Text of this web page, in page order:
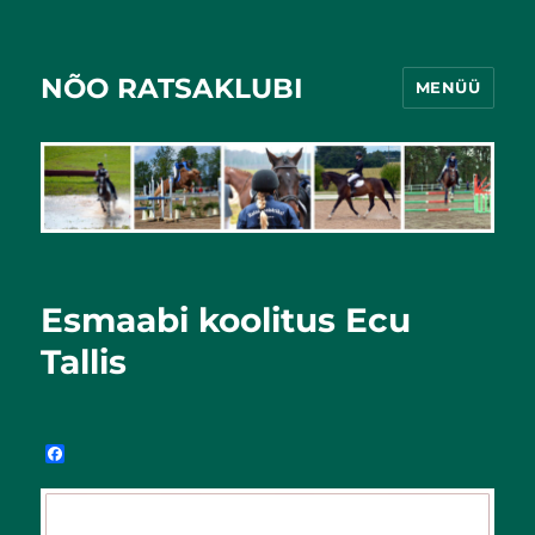
NÕO RATSAKLUBI MENÜÜ
Esmaabi koolitus Ecu
Tallis
c